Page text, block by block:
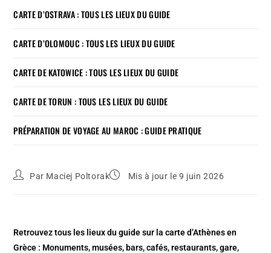
CARTE D’OSTRAVA : TOUS LES LIEUX DU GUIDE
CARTE D’OLOMOUC : TOUS LES LIEUX DU GUIDE
CARTE DE KATOWICE : TOUS LES LIEUX DU GUIDE
CARTE DE TORUN : TOUS LES LIEUX DU GUIDE
PRÉPARATION DE VOYAGE AU MAROC : GUIDE PRATIQUE
Par Maciej Poltorak Mis à jour le 9 juin 2026
Retrouvez tous les lieux du guide sur la carte d’Athènes en
Grèce : Monuments, musées, bars, cafés, restaurants, gare,